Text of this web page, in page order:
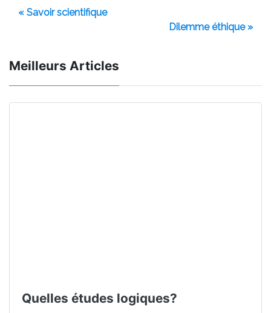
« Savoir scientifique
Dilemme éthique »
Meilleurs Articles
Quelles études logiques?